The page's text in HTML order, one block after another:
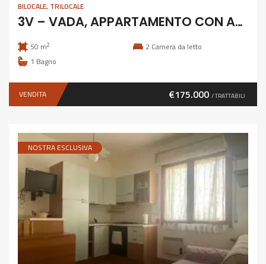
BILOCALE, TRILOCALE
3V – VADA, APPARTAMENTO CON AMPIO GIARDINO
50 m2 2 Camera da letto
1 Bagno
VENDITA €175.000 / TRATTABILI
NOSTRA ESCLUSIVA